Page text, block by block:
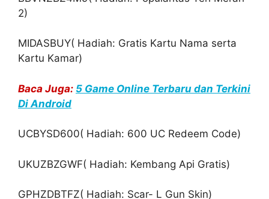
2)
MIDASBUY( Hadiah: Gratis Kartu Nama serta
Kartu Kamar)
Baca Juga: 5 Game Online Terbaru dan Terkini
Di Android
UCBYSD600( Hadiah: 600 UC Redeem Code)
UKUZBZGWF( Hadiah: Kembang Api Gratis)
GPHZDBTFZ( Hadiah: Scar- L Gun Skin)